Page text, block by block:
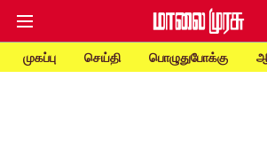
முகப்பு செய்தி பொழுதுபோக்கு